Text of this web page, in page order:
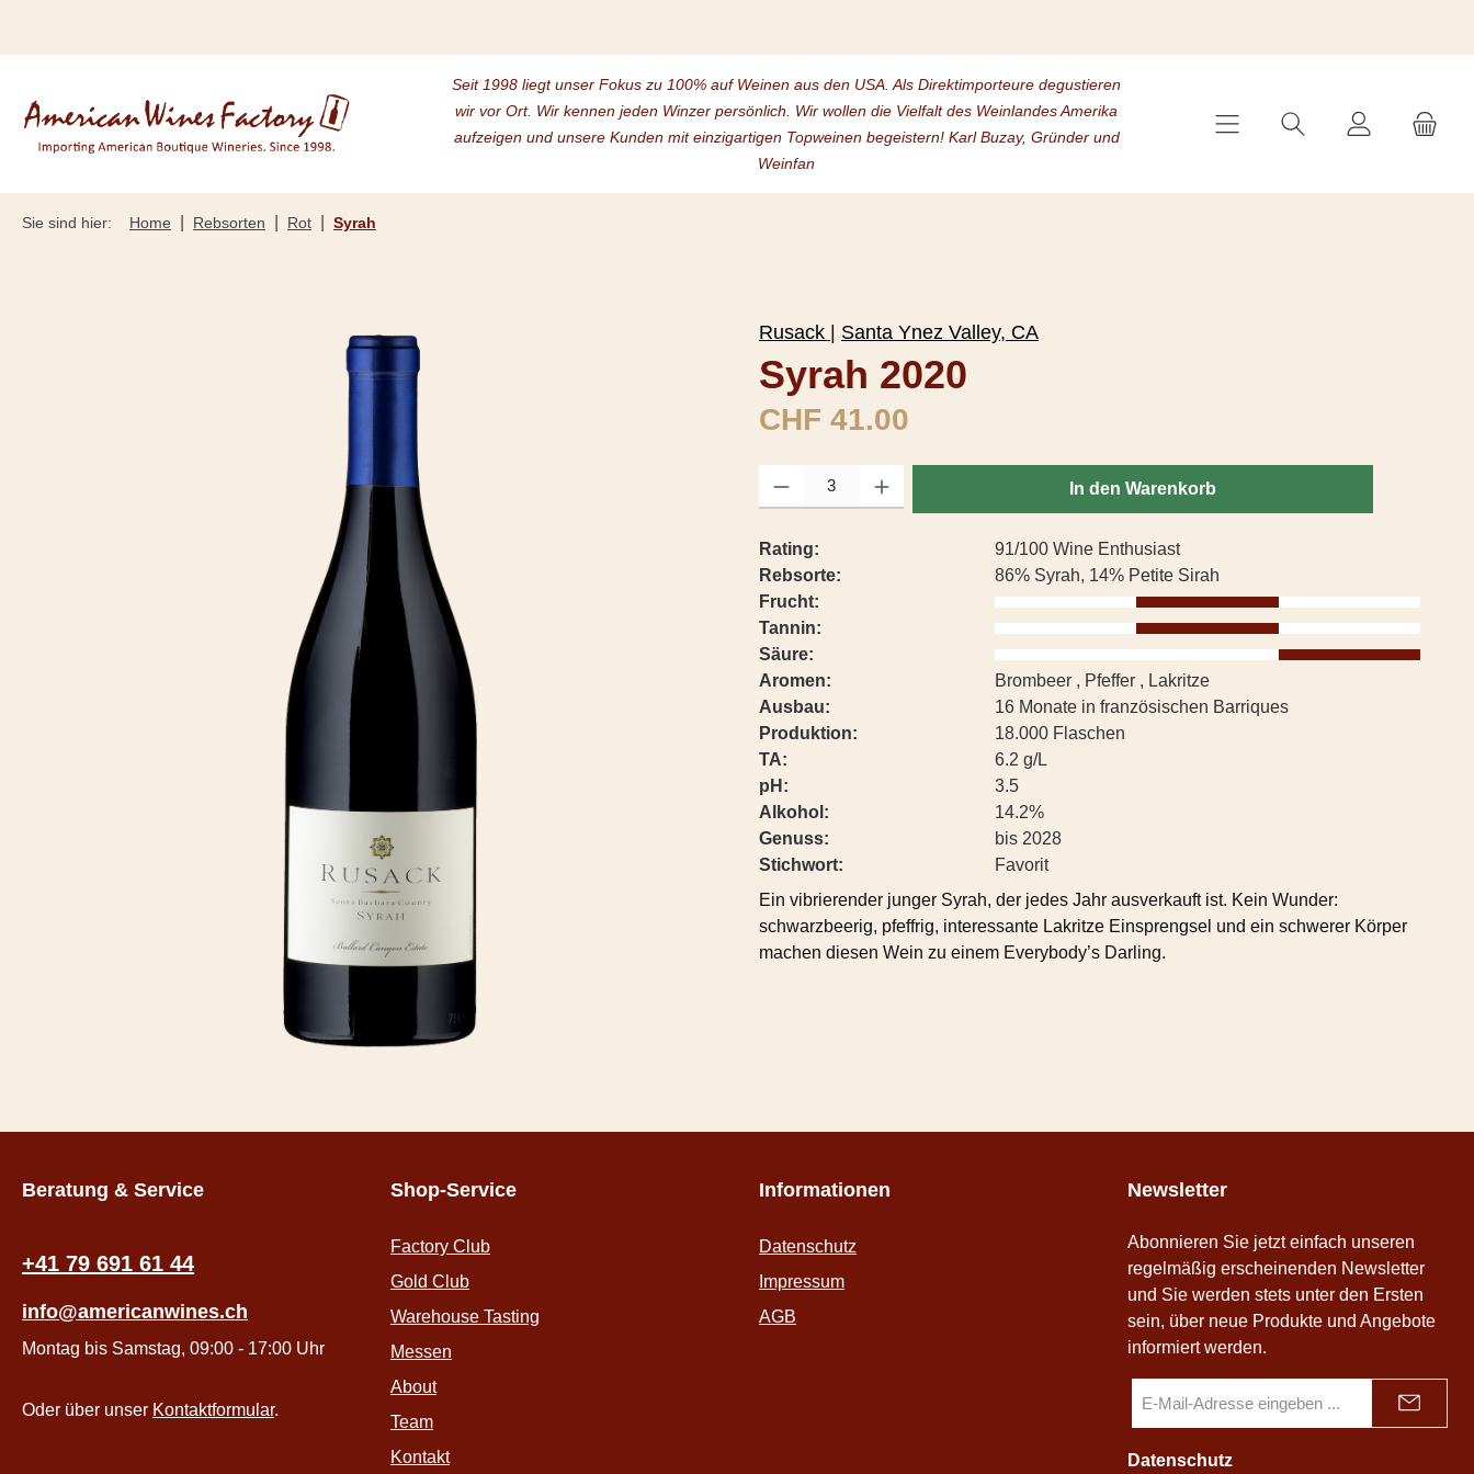
Seit 1998 liegt unser Fokus zu 100% auf Weinen aus den USA. Als Direktimporteure degustieren
wir vor Ort. Wir kennen jeden Winzer persönlich. Wir wollen die Vielfalt des Weinlandes Amerika
aufzeigen und unsere Kunden mit einzigartigen Topweinen begeistern! Karl Buzay, Gründer und
Weinfan
Sie sind hier: Home Rebsorten Rot Syrah
Rusack Santa Ynez Valley, CA
Syrah 2020
Regulärer Preis:
CHF 41.00
In den Warenkorb
Rating:
91/100 Wine Enthusiast
Rebsorte:
86% Syrah, 14% Petite Sirah
Frucht:
Tannin:
Säure:
Aromen:
Brombeer , Pfeffer , Lakritze
Ausbau:
16 Monate in französischen Barriques
Produktion:
18.000 Flaschen
TA:
6.2 g/L
pH:
3.5
Alkohol:
14.2%
Genuss:
bis 2028
Stichwort:
Favorit
Ein vibrierender junger Syrah, der jedes Jahr ausverkauft ist. Kein Wunder:
schwarzbeerig, pfeffrig, interessante Lakritze Einsprengsel und ein schwerer Körper
machen diesen Wein zu einem Everybody’s Darling.
Beratung & Service
+41 79 691 61 44
info@americanwines.ch
Montag bis Samstag, 09:00 - 17:00 Uhr
Oder über unser Kontaktformular.
Shop-Service
Factory Club
Gold Club
Warehouse Tasting
Messen
About
Team
Kontakt
Informationen
Datenschutz
Impressum
AGB
Newsletter
Abonnieren Sie jetzt einfach unseren
regelmäßig erscheinenden Newsletter
und Sie werden stets unter den Ersten
sein, über neue Produkte und Angebote
informiert werden.
Mail-
*
Datenschutz